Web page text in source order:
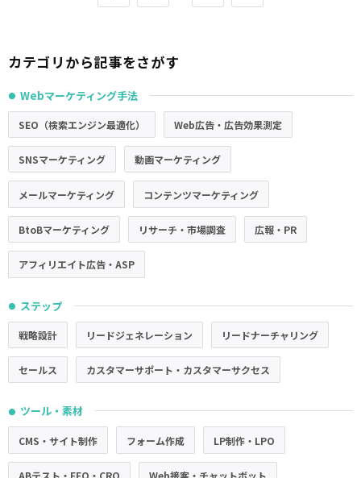
カテゴリから記事をさがす
● Webマーケティング手法
SEO（検索エンジン最適化） Web広告・広告効果測定
SNSマーケティング 動画マーケティング
メールマーケティング コンテンツマーケティング
BtoBマーケティング リサーチ・市場調査 広報・PR
アフィリエイト広告・ASP
● ステップ
戦略設計 リードジェネレーション リードナーチャリング
セールス カスタマーサポート・カスタマーサクセス
● ツール・素材
CMS・サイト制作 フォーム作成 LP制作・LPO
ABテスト・EFO・CRO Web接客・チャットボット